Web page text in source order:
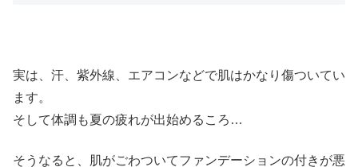
実は、汗、紫外線、エアコンなどで肌はかなり傷ついてい
ます。
そして体調も夏の疲れが出始めるころ…
そうなると、肌がごわついてファンデーションの付きが悪